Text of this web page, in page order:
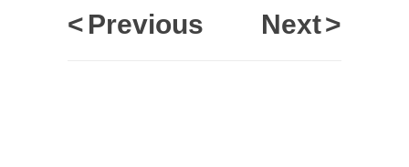
< Previous >
Next